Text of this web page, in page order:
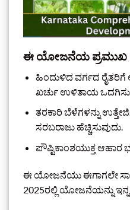
ಈ ಯೋಜನೆಯ ಪ್ರಮುಖ
ಹಿಂದುಳಿದ ವರ್ಗದ
ಖರ್ಚು ಉಳಿತಾಯ
ತರಕಾರಿ ಬೆಳೆಗಳನ್ನು
ಸರಬರಾಜು ಹೆಚ್ಚಿಸುವುದು.
ಪೌಷ್ಟಿಕಾಂಶಯುಕ್ತ ಆಹಾರ
ಈ ಯೋಜನೆಯು ಈಗಾಗಲೇ
2025ರಲ್ಲಿ ಯೋಜನೆಯನ್ನು